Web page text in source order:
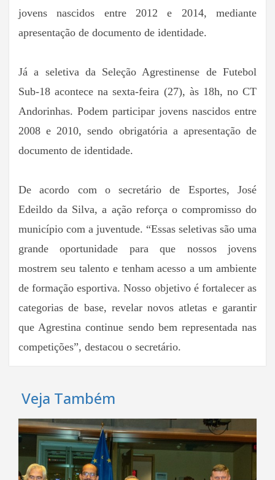
jovens nascidos entre 2012 e 2014, mediante
apresentação de documento de identidade.
Já a seletiva da Seleção Agrestinense de Futebol
Sub-18 acontece na sexta-feira (27), às 18h, no CT
Andorinhas. Podem participar jovens nascidos entre
2008 e 2010, sendo obrigatória a apresentação de
documento de identidade.
De acordo com o secretário de Esportes, José
Edeildo da Silva, a ação reforça o compromisso do
município com a juventude. “Essas seletivas são uma
grande oportunidade para que nossos jovens
mostrem seu talento e tenham acesso a um ambiente
de formação esportiva. Nosso objetivo é fortalecer as
categorias de base, revelar novos atletas e garantir
que Agrestina continue sendo bem representada nas
competições”, destacou o secretário.
Veja Também